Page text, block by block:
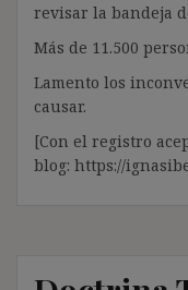
revisar la bandeja
Más de 11.500
Lamento los
causar.
[Con el registro
blog: https://